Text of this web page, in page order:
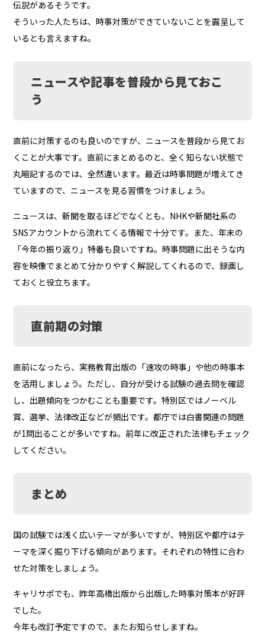
伝説があるそうです。
そういった人たちは、時事対策ができていないことを露呈して
いるとも言えますね。
ニュースや記事を普段から見ておこ
う
直前に対策するのも良いのですが、ニュースを普段から見てお
くことが大事です。直前にまとめるのと、全く知らない状態で
丸暗記するのでは、全然違います。最近は時事問題が増えてき
ていますので、ニュースを見る習慣をつけましょう。
ニュースは、新聞を取るほどでなくとも、NHKや新聞社系の
SNSアカウントから流れてくる情報で十分です。また、年末の
「今年の振り返り」特番も良いですね。時事問題に出そうな内
容を映像でまとめて分かりやすく解説してくれるので、録画し
ておくと役立ちます。
直前期の対策
直前になったら、実務教育出版の「速攻の時事」や他の時事本
を活用しましょう。ただし、自分が受ける試験の過去問を確認
し、出題傾向をつかむことも重要です。特別区ではノーベル
賞、選挙、法律改正などが頻出です。都庁では白書関連の問題
が1問出ることが多いですね。前年に改正された法律もチェック
してください。
まとめ
国の試験では浅く広いテーマが多いですが、特別区や都庁はテ
ーマを深く掘り下げる傾向があります。それぞれの特性に合わ
せた対策をしましょう。
キャリサポでも、昨年高橋出版から出版した時事対策本が好評
でした。
今年も改訂予定ですので、またお知らせしますね。